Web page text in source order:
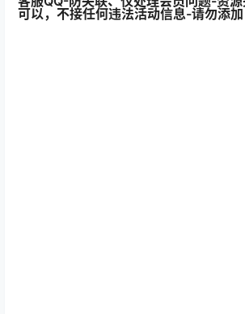
可以，不接任何违法活动信息-请勿添加